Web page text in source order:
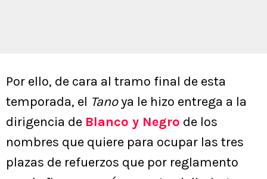
Por ello, de cara al tramo final de esta
temporada, el Tanoya le hizo entrega a la
dirigencia de Blanco y Negro de los
nombres que quiere para ocupar las tres
plazas de refuerzos que por reglamento